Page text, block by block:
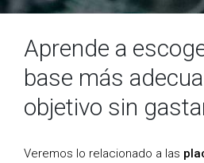
Aprende a
base más
objetivo sin
Veremos lo relacionado a las